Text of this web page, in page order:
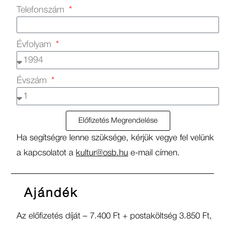
Telefonszám
Évfolyam
Évszám
Előfizetés Megrendelése
Ha segítségre lenne szüksége, kérjük vegye fel velünk
a kapcsolatot a kultur@osb.hu e-mail címen.
Ajándék
Az előfizetés díját – 7.400 Ft + postaköltség 3.850 Ft,